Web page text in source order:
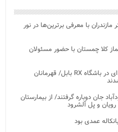
با معرفی برترین‌ها در نور
کلا چمستان با حضور مسئولان
رقابت نفسگیر ۲۰ ورزشکار حرفه ای در باشگاه RX بابل/ قهرمانان
جان دوباره گرفتند/ از بیمارستان
رویان و پل آلشرود